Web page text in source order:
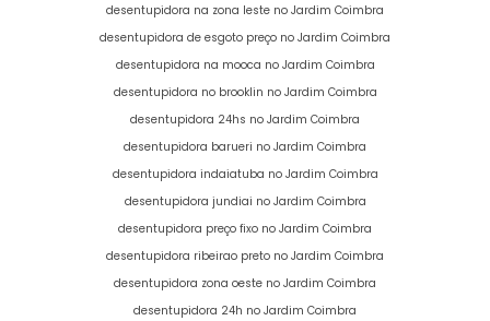
desentupidora na zona leste no Jardim Coimbra
desentupidora de esgoto preço no Jardim Coimbra
desentupidora na mooca no Jardim Coimbra
desentupidora no brooklin no Jardim Coimbra
desentupidora 24hs no Jardim Coimbra
desentupidora barueri no Jardim Coimbra
desentupidora indaiatuba no Jardim Coimbra
desentupidora jundiai no Jardim Coimbra
desentupidora preço fixo no Jardim Coimbra
desentupidora ribeirao preto no Jardim Coimbra
desentupidora zona oeste no Jardim Coimbra
desentupidora 24h no Jardim Coimbra